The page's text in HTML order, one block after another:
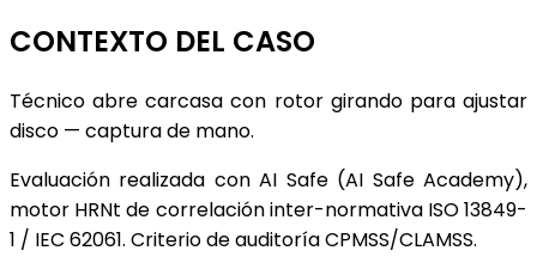
CONTEXTO DEL CASO
Técnico abre carcasa con rotor girando para ajustar
disco — captura de mano.
Evaluación realizada con AI Safe (AI Safe Academy),
motor HRNt de correlación inter-normativa ISO 13849-
1 / IEC 62061. Criterio de auditoría CPMSS/CLAMSS.